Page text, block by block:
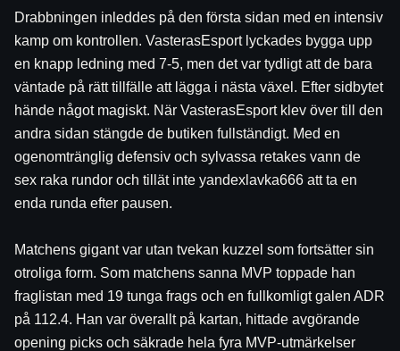
Drabbningen inleddes på den första sidan med en intensiv
kamp om kontrollen. VasterasEsport lyckades bygga upp
en knapp ledning med 7-5, men det var tydligt att de bara
väntade på rätt tillfälle att lägga i nästa växel. Efter sidbytet
hände något magiskt. När VasterasEsport klev över till den
andra sidan stängde de butiken fullständigt. Med en
ogenomtränglig defensiv och sylvassa retakes vann de
sex raka rundor och tillät inte yandexlavka666 att ta en
enda runda efter pausen.
Matchens gigant var utan tvekan kuzzel som fortsätter sin
otroliga form. Som matchens sanna MVP toppade han
fraglistan med 19 tunga frags och en fullkomligt galen ADR
på 112.4. Han var överallt på kartan, hittade avgörande
opening picks och säkrade hela fyra MVP-utmärkelser